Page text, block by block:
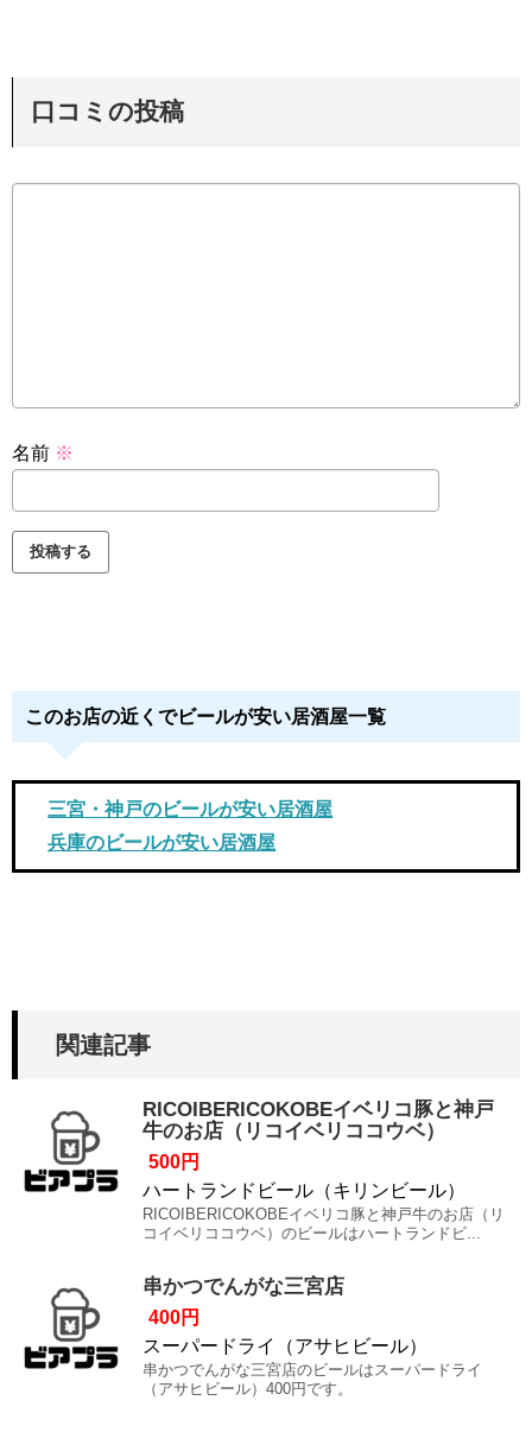
口コミの投稿
名前 ※
このお店の近くでビールが安い居酒屋一覧
三宮・神戸のビールが安い居酒屋
兵庫のビールが安い居酒屋
関連記事
RICOIBERICOKOBEイベリコ豚と神戸
牛のお店（リコイベリココウベ）
500円
ハートランドビール（キリンビール）
RICOIBERICOKOBEイベリコ豚と神戸牛のお店（リ
コイベリココウベ）のビールはハートランドビ...
串かつでんがな三宮店
400円
スーパードライ（アサヒビール）
串かつでんがな三宮店のビールはスーパードライ
（アサヒビール）400円です。